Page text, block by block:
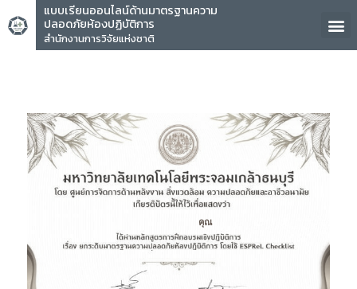
แบบเรียนออนไลน์ด้านมาตรฐานความ
ปลอดภัยห้องปฏิบัติการ
สำนักงานการวิจัยแห่งชาติ
คุณ